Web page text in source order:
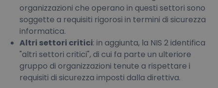
organizzazioni che operano in questi settori sono
soggette a requisiti rigorosi in termini di sicurezza
informatica.
Altri settori critici: in aggiunta, la NIS 2 identifica
"altri settori critici", di cui fa parte un ulteriore
gruppo di organizzazioni tenute a rispettare i
requisiti di sicurezza imposti dalla direttiva.